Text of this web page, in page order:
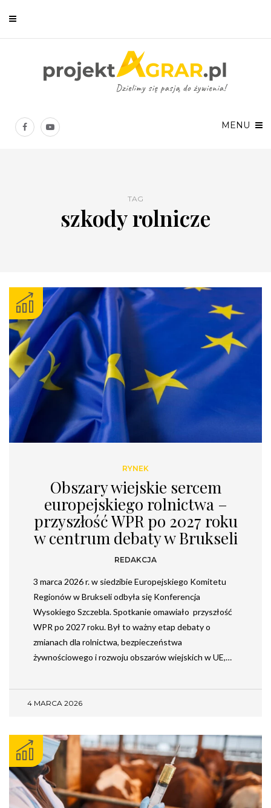
MENU
TAG
szkody rolnicze
RYNEK
Obszary wiejskie sercem
europejskiego rolnictwa –
przyszłość WPR po 2027 roku
w centrum debaty w Brukseli
REDAKCJA
3 marca 2026 r. w siedzibie Europejskiego Komitetu
Regionów w Brukseli odbyła się Konferencja
Wysokiego Szczebla. Spotkanie omawiało przyszłość
WPR po 2027 roku. Był to ważny etap debaty o
zmianach dla rolnictwa, bezpieczeństwa
żywnościowego i rozwoju obszarów wiejskich w UE,…
4 MARCA 2026
Chcesz być na bieżąco? Zostaw swój e-mail, a raz w tygodniu
prześlemy Ci nasze najlepsze artykuły!
Twoje dane osobowe będą przetwarzane zgodnie zPolityką prywatności